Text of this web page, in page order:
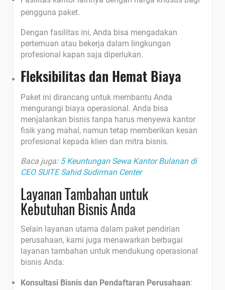
pengguna paket.
Dengan fasilitas ini, Anda bisa mengadakan
pertemuan atau bekerja dalam lingkungan
profesional kapan saja diperlukan.
Fleksibilitas dan Hemat Biaya
Paket ini dirancang untuk membantu Anda
mengurangi biaya operasional. Anda bisa
menjalankan bisnis tanpa harus menyewa kantor
fisik yang mahal, namun tetap memberikan kesan
profesional kepada klien dan mitra bisnis.
Baca juga: 5 Keuntungan Sewa Kantor Bulanan di
CEO SUITE Sahid Sudirman Center
Layanan Tambahan untuk
Kebutuhan Bisnis Anda
Selain layanan utama dalam paket pendirian
perusahaan, kami juga menawarkan berbagai
layanan tambahan untuk mendukung operasional
bisnis Anda:
Konsultasi Bisnis dan Pendaftaran Perusahaan: